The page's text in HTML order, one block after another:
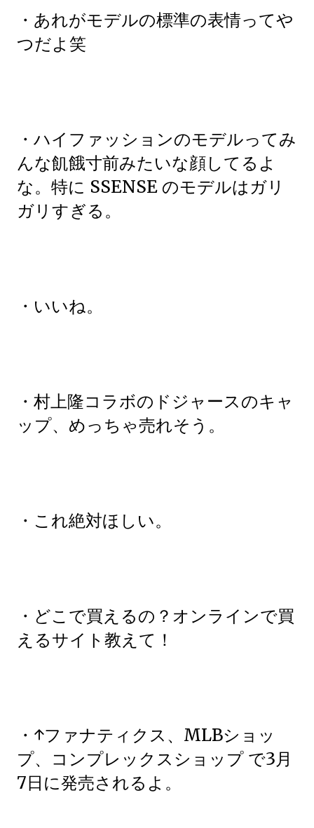
・あれがモデルの標準の表情ってや
つだよ笑
・ハイファッションのモデルってみ
んな飢餓寸前みたいな顔してるよ
な。特に SSENSE のモデルはガリ
ガリすぎる。
・いいね。
・村上隆コラボのドジャースのキャ
ップ、めっちゃ売れそう。
・これ絶対ほしい。
・どこで買えるの？オンラインで買
えるサイト教えて！
・↑ファナティクス、MLBショッ
プ、コンプレックスショップ で3月
7日に発売されるよ。